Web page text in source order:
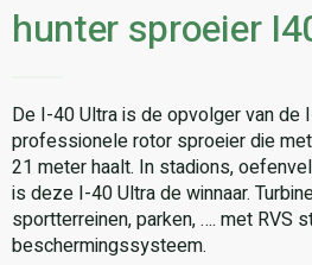
hunter sproeier
De I-40 Ultra is de opvolger van
professionele rotor sproeier die
21 meter haalt. In stadions,
is deze I-40 Ultra de winnaar.
sportterreinen, parken, …. met RVS
beschermingssysteem.